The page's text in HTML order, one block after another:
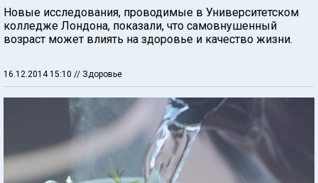
Новые исследования, проводимые в Университетском
колледже Лондона, показали, что самовнушенный
возраст может влиять на здоровье и качество жизни.
16.12.2014 15:10 // Здоровье